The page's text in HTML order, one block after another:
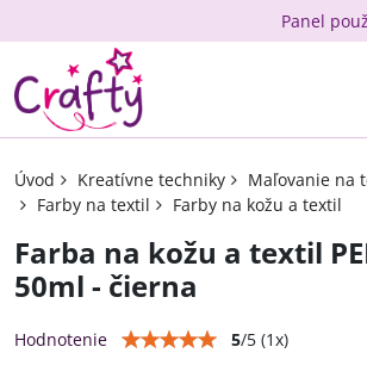
Panel
Úvod Kreatívne techniky
Maľovanie na
Farby na textil
Farby na kožu a textil
Farba na kožu a textil
50ml - čierna
Hodnotenie 5/5 (1x)